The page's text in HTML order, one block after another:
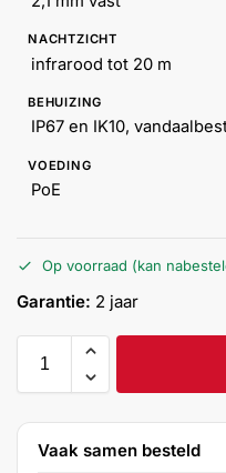
Help &
service
NACHTZICHT
infrarood tot 20 m
BEHUIZING
IP67 en IK10,
VOEDING
PoE
Op voorraad (kan
Garantie: 2 jaar
Vaak samen besteld